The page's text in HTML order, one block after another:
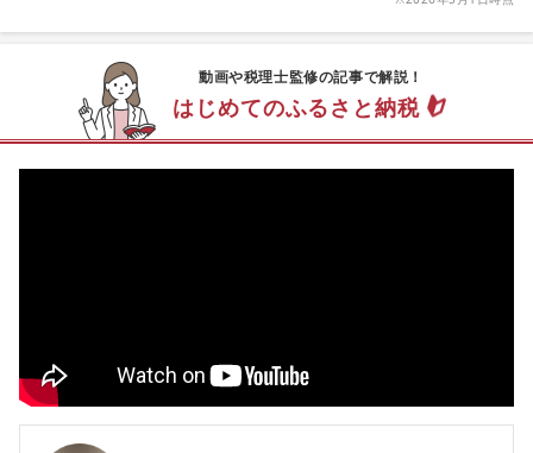
動画や税理士監修の記事で解説！
はじめてのふるさと納税